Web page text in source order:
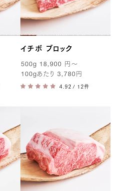
イチボ ブロック
500g 18,900 円 〜
100g あたり3,780 円
/ 12件